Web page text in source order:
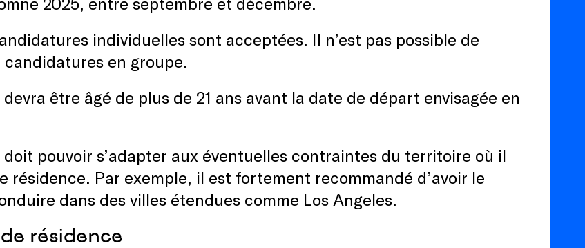
individuelles sont acceptées. Il n’est pas possible de
candidatures en groupe.
être âgé de plus de 21 ans avant la date de départ envisagée en
pouvoir s’adapter aux éventuelles contraintes du territoire où il
résidence. Par exemple, il est fortement recommandé d’avoir le
dans des villes étendues comme Los Angeles.
résidence